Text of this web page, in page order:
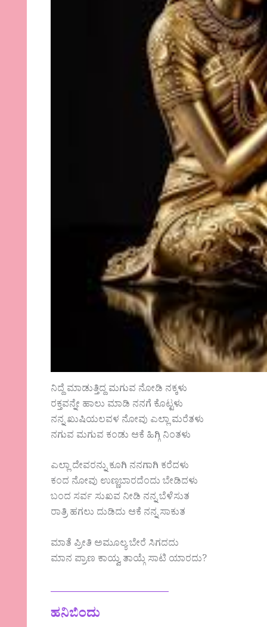
ನಿದ್ದೆ ಮಾಡುತ್ತಿದ್ದ ಮಗುವ ನೋಡಿ ನಕ್ಕಳು
ರಕ್ತವನ್ನೇ ಹಾಲು ಮಾಡಿ ನನಗೆ ಕೊಟ್ಟಳು
ನನ್ನ ಖುಷಿಯಲವಳ ನೋವು ಎಲ್ಲಾ ಮರೆತಳು
ನಗುವ ಮಗುವ ಕಂಡು ಆಕೆ ಹಿಗ್ಗಿ ನಿಂತಳು
ಎಲ್ಲಾ ದೇವರನ್ನು ಕೂಗಿ ನನಗಾಗಿ ಕರೆದಳು
ಕಂದ ನೋವು ಉಣ್ಣಬಾರದೆಂದು ಬೇಡಿದಳು
ಬಂದ ಸರ್ವ ಸುಖವ ನೀಡಿ ನನ್ನ ಬೆಳೆಸುತ
ರಾತ್ರಿ ಹಗಲು ದುಡಿದು ಆಕೆ ನನ್ನ ಸಾಕುತ
ಮಾತೆ ಪ್ರೀತಿ ಅಮೂಲ್ಯ ಬೇರೆ ಸಿಗದದು
ಮಾನ ಪ್ರಾಣ ಕಾಯ್ವ ತಾಯ್ಗೆ ಸಾಟಿ ಯಾರದು?
—————————
ಹನಿಬಿಂದು